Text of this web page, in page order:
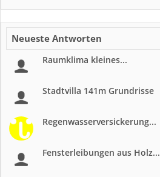
Neueste Antworten
Raumklima kleines...
Stadtvilla 141m Grundrisse
Regenwasserversickerung...
Fensterleibungen aus Holz...